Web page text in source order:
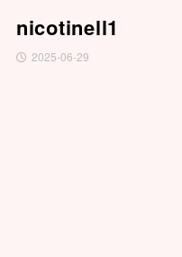
nicotinell1
2025-06-29